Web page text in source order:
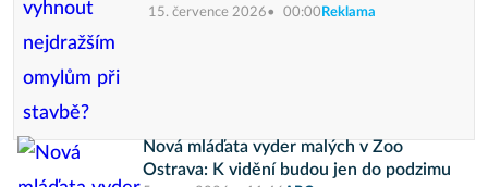
15. července 2026 00:00 Reklama
Nová mláďata vyder malých v Zoo
Ostrava: K vidění budou jen do podzimu